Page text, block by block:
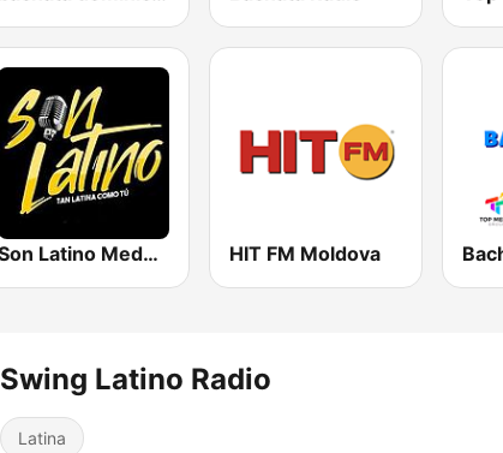
Son Latino Medellín HIT FM Moldova
Swing Latino Radio
Latina